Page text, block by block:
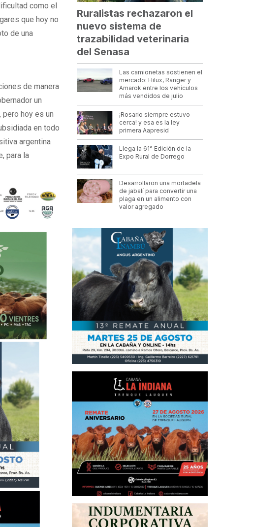
como el
que hoy no
de una
de manera
un
hoy es un
en todo
argentina
para la
Ruralistas rechazaron el
nuevo sistema de
trazabilidad veterinaria
del Senasa
Las camionetas sostienen el
mercado: Hilux, Ranger y
Amarok entre los vehículos
más vendidos de julio
¡Rosario siempre estuvo
cerca! y esa es la ley
primera Aapresid
Llega la 61° Edición de la
Expo Rural de Dorrego
Desarrollaron una mortadela
de jabalí para convertir una
plaga en un alimento con
valor agregado